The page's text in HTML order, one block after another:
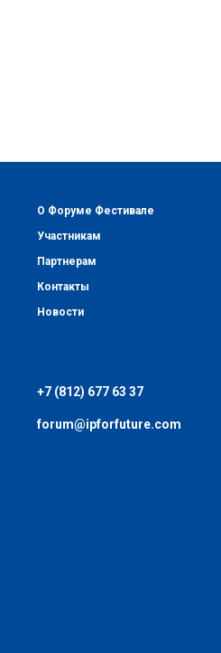
О Форуме Фестивале
Участникам
Партнерам
Контакты
Новости
+7 (812) 677 63 37
forum@ipforfuture.com